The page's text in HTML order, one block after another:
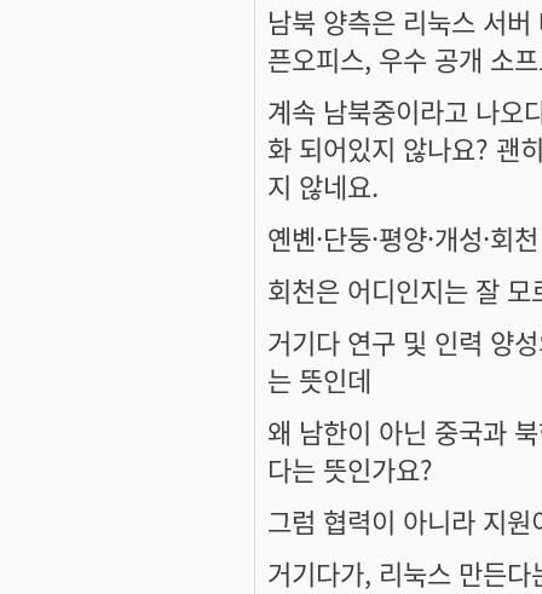
남북 양측은 리눅스 서
픈오피스, 우수 공개 소
계속 남북중이라고 나오
화 되어있지 않나요? 괜
지 않네요.
옌볜·단둥·평양·개성·
회천은 어디인지는 잘
거기다 연구 및 인력 양
는 뜻인데
왜 남한이 아닌 중국과
다는 뜻인가요?
그럼 협력이 아니라 지원
거기다가, 리눅스 만든